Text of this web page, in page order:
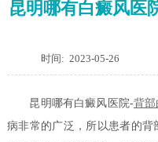
昆明哪有白癜风医
时间: 2023-05-26
昆明哪有白癜风医院-背部
病非常的广泛，所以患者的